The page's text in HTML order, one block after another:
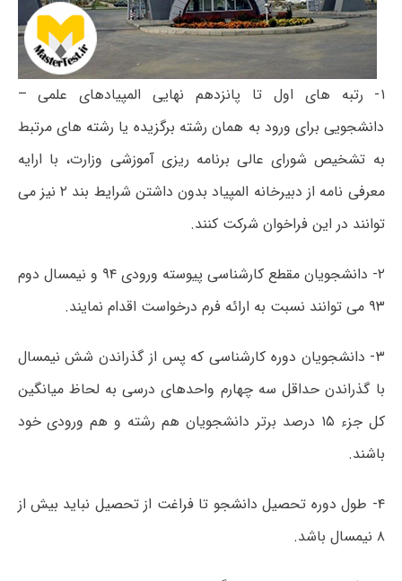
۱- رتبه های اول تا پانزدهم نهایی المپیادهای علمی –
دانشجویی برای ورود به همان رشته برگزیده یا رشته های مرتبط
به تشخیص شورای عالی برنامه ریزی آموزشی وزارت، با ارایه
معرفی نامه از دبیرخانه المپیاد بدون داشتن شرایط بند ۲ نیز می
توانند در این فراخوان شرکت کنند.
۲- دانشجویان مقطع کارشناسی پیوسته ورودی ۹۴ و نیمسال دوم
۹۳ می توانند نسبت به ارائه فرم درخواست اقدام نمایند.
۳- دانشجویان دوره کارشناسی که پس از گذراندن شش نیمسال
با گذراندن حداقل سه چهارم واحدهای درسی به لحاظ میانگین
کل جزء ۱۵ درصد برتر دانشجویان هم رشته و هم ورودی خود
باشند.
۴- طول دوره تحصیل دانشجو تا فراغت از تحصیل نباید بیش از
۸ نیمسال باشد.